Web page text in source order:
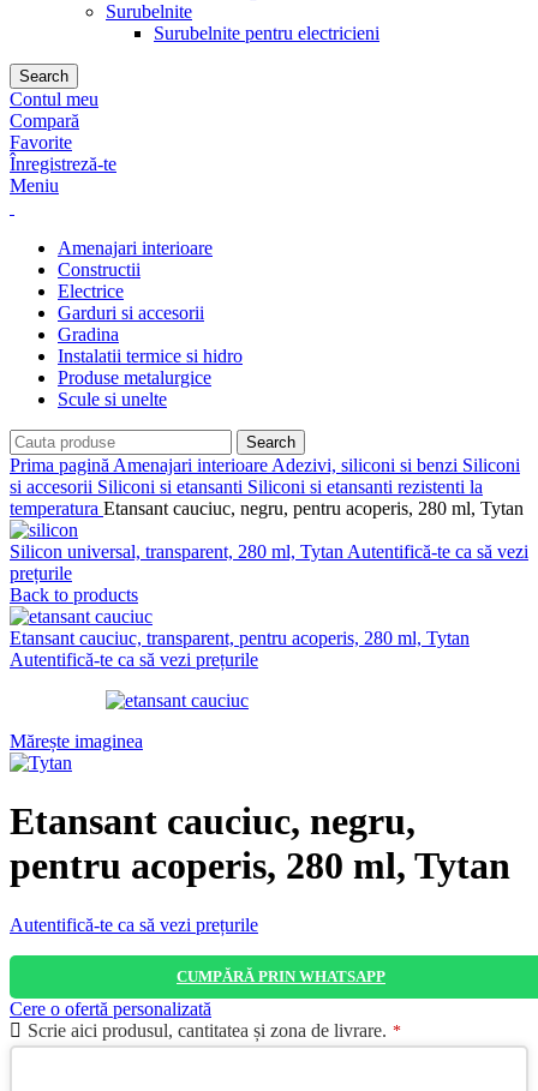
Surubelnite
Surubelnite pentru electricieni
Search
Contul meu
Compară
Favorite
Înregistreză-te
Meniu
Amenajari interioare
Constructii
Electrice
Garduri si accesorii
Gradina
Instalatii termice si hidro
Produse metalurgice
Scule si unelte
Search
Prima pagină Amenajari interioare Adezivi, siliconi si benzi Siliconi
si accesorii Siliconi si etansanti Siliconi si etansanti rezistenti la
temperatura Etansant cauciuc, negru, pentru acoperis, 280 ml, Tytan
Silicon universal, transparent, 280 ml, Tytan Autentifică-te ca să vezi
prețurile
Back to products
Etansant cauciuc, transparent, pentru acoperis, 280 ml, Tytan
Autentifică-te ca să vezi prețurile
Mărește imaginea
Etansant cauciuc, negru,
pentru acoperis, 280 ml, Tytan
Autentifică-te ca să vezi prețurile
CUMPĂRĂ PRIN WHATSAPP
Cere o ofertă personalizată
Scrie aici produsul, cantitatea și zona de livrare. *